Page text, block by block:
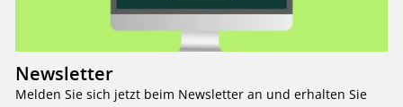
Newsletter
Melden Sie sich jetzt beim Newsletter an und erhalten Sie